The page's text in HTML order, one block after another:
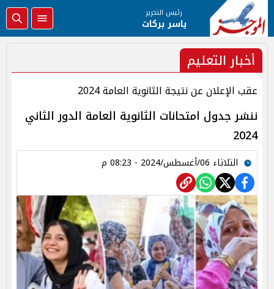
رئيس التحرير
ياسر بركات
أخبار التعليم
عقب الإعلان عن نتيجة الثانوية العامة 2024
ننشر جدول امتحانات الثانوية العامة الدور الثاني
2024
الثلاثاء 06/أغسطس/2024 - 08:23 م